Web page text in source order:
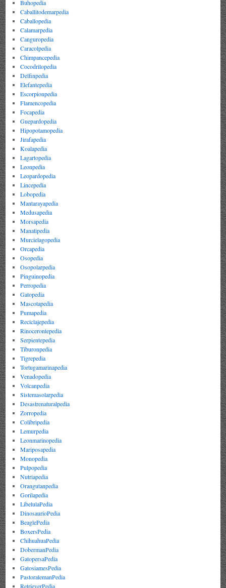
Buhopedia
Caballitodemarpedia
Caballopedia
Calamarpedia
Canguropedia
Caracolpedia
Chimpancepedia
Cocodrilopedia
Delfinpedia
Elefantepedia
Escorpionpedia
Flamencopedia
Focapedia
Guepardopedia
Hipopotamopedia
Jirafapedia
Koalapedia
Lagartopedia
Leonpedia
Leopardopedia
Lincepedia
Lobopedia
Mantarayapedia
Medusapedia
Morsapedia
Manatipedia
Murcielagopedia
Orcapedia
Osopedia
Osopolarpedia
Pinguinopedia
Perropedia
Gatopedia
Mascotapedia
Pumapedia
Reciclajepedia
Rinocerontepedia
Serpientepedia
Tiburonpedia
Tigrepedia
Tortugamarinapedia
Venadopedia
Volcanpedia
Sistemasolarpedia
Desastrenaturalpedia
Zorropedia
Colibripedia
Lemurpedia
Leonmarinopedia
Mariposapedia
Monopedia
Pulpopedia
Nutriapedia
Orangutanpedia
Gorilapedia
LibelulaPedia
DinosaurioPedia
BeaglePedia
BoxersPedia
ChihuahuaPedia
DobermanPedia
GatopersaPedia
GatosiamesPedia
PastoralemanPedia
RetrieverPedia